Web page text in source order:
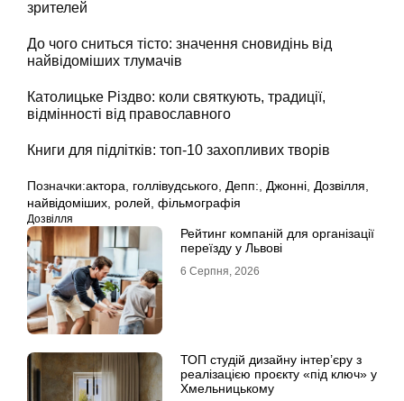
зрителей
До чого сниться тісто: значення сновидінь від
найвідоміших тлумачів
Католицьке Різдво: коли святкують, традиції,
відмінності від православного
Книги для підлітків: топ-10 захопливих творів
Позначки:актора голлівудського Депп: Джонні Дозвілля
найвідоміших ролей фільмографія
Дозвілля
Рейтинг компаній для організації
переїзду у Львові
6 Серпня, 2026
ТОП студій дизайну інтер’єру з
реалізацією проєкту «під ключ» у
Хмельницькому